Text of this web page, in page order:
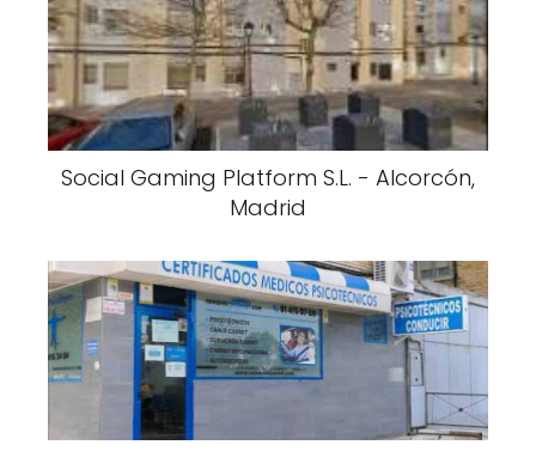
Social Gaming Platform S.L. - Alcorcón,
Madrid